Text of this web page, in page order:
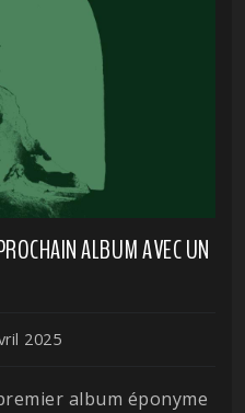
ALBUM AVEC UN
2025
album éponyme